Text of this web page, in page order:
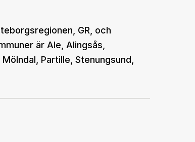
GR, och
är Ale, Alingsås,
Partille, Stenungsund,